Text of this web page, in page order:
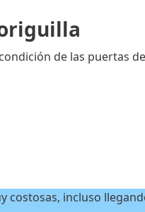
de las puertas
costosas, incluso